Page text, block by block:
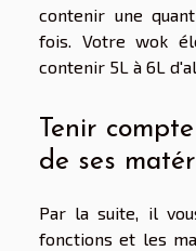
contenir une
fois. Votre wok
contenir 5L à 6L
Tenir
de ses
Par la suite, il
fonctions et les